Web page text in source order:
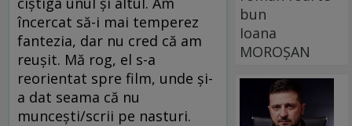
încercat să-i mai temperez
fantezia, dar nu cred că am
reușit. Mă rog, el s-a
reorientat spre film, unde și-
a dat seama că nu
muncești/scrii pe nasturi.
bun
Ioana
MOROȘAN